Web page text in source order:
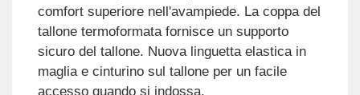
comfort superiore nell'avampiede. La coppa del
tallone termoformata fornisce un supporto
sicuro del tallone. Nuova linguetta elastica in
maglia e cinturino sul tallone per un facile
accesso quando si indossa.